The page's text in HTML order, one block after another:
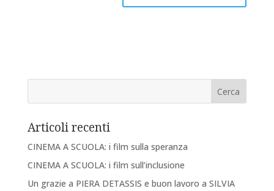
Articoli recenti
CINEMA A SCUOLA: i film sulla speranza
CINEMA A SCUOLA: i film sull’inclusione
Un grazie a PIERA DETASSIS e buon lavoro a SILVIA